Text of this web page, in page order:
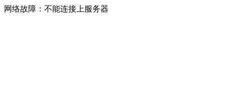
网络故障：不能连接上服务器